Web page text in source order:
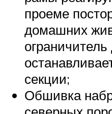
проеме
домашних
секции;
Обшивка